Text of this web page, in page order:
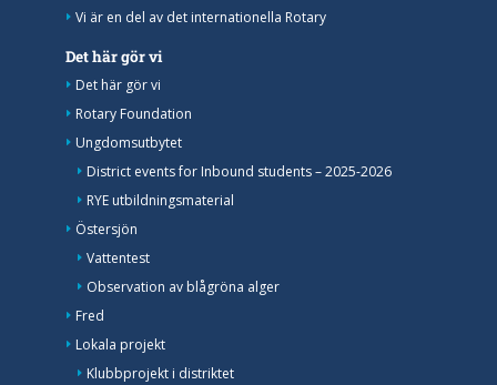
Vi är en del av det internationella Rotary
Det här gör vi
Det här gör vi
Rotary Foundation
Ungdomsutbytet
District events for Inbound students – 2025-2026
RYE utbildningsmaterial
Östersjön
Vattentest
Observation av blågröna alger
Fred
Lokala projekt
Klubbprojekt i distriktet